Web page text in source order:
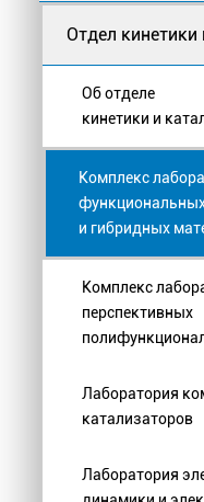
Отдел кинетики
Об отделе
кинетики и
Комплекс
и гибридных
Комплекс
перспективных
Лаборатория
катализаторов
Лаборатория